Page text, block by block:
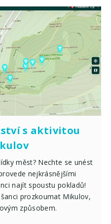
s aktivitou
měst? Nechte se unést
nejkrásnějšími
najít spoustu pokladů!
prozkoumat Mikulov,
způsobem.